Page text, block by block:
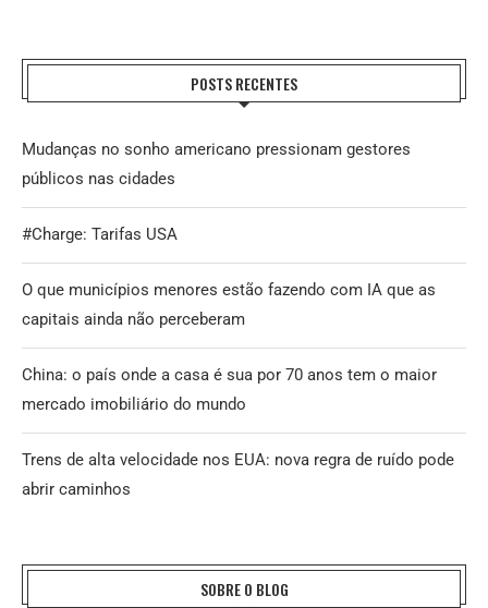
POSTS RECENTES
Mudanças no sonho americano pressionam gestores
públicos nas cidades
#Charge: Tarifas USA
O que municípios menores estão fazendo com IA que as
capitais ainda não perceberam
China: o país onde a casa é sua por 70 anos tem o maior
mercado imobiliário do mundo
Trens de alta velocidade nos EUA: nova regra de ruído pode
abrir caminhos
SOBRE O BLOG